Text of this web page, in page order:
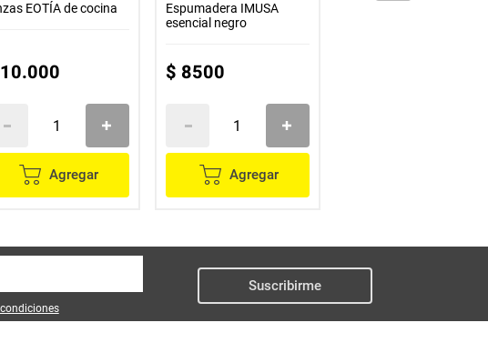
EOTÍA de cocina
10.000
Agregar
Espumadera IMUSA
esencial negro
$ 8500
Agregar
Suscribirme